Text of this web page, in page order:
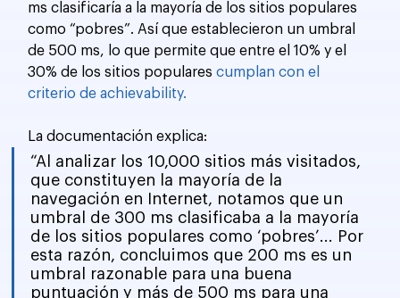
ms clasificaría a la mayoría de los sitios populares
como “pobres”. Así que establecieron un umbral
de 500 ms, lo que permite que entre el 10% y el
30% de los sitios populares cumplan con el
criterio de achievability.
La documentación explica:
“Al analizar los 10,000 sitios más visitados,
que constituyen la mayoría de la
navegación en Internet, notamos que un
umbral de 300 ms clasificaba a la mayoría
de los sitios populares como ‘pobres’... Por
esta razón, concluimos que 200 ms es un
umbral razonable para una buena
puntuación y más de 500 ms para una